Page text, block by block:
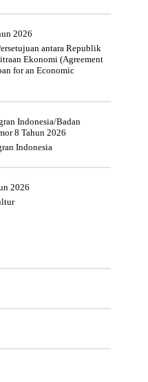
2026
antara Republik
Ekonomi (Agreement
for an Economic
Indonesia/Badan
8 Tahun 2026
Indonesia
2026